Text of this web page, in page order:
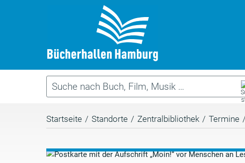
Startseite / Standorte / Zentralbibliothek / Termine /